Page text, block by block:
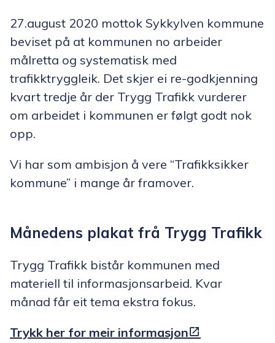
27.august 2020 mottok Sykkylven kommune
beviset på at kommunen no arbeider
målretta og systematisk med
trafikktryggleik. Det skjer ei re-godkjenning
kvart tredje år der Trygg Trafikk vurderer
om arbeidet i kommunen er følgt godt nok
opp.
Vi har som ambisjon å vere “Trafikksikker
kommune” i mange år framover.
Månedens plakat frå Trygg Trafikk
Trygg Trafikk bistår kommunen med
materiell til informasjonsarbeid. Kvar
månad får eit tema ekstra fokus.
Trykk her for meir informasjon